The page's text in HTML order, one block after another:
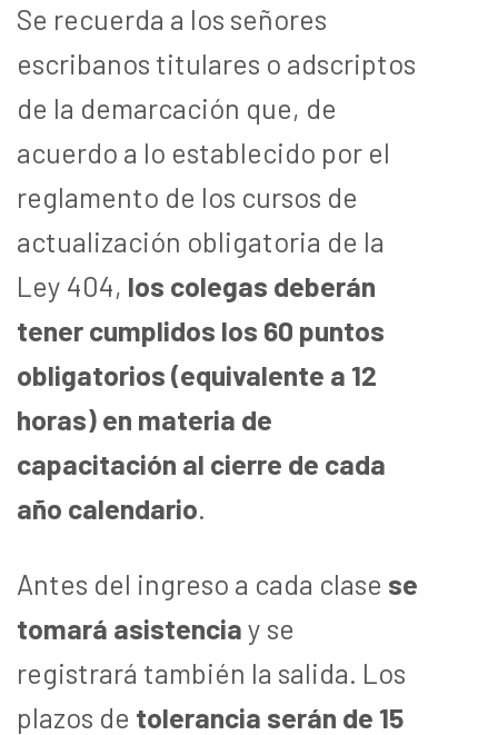
Se recuerda a los señores
escribanos titulares o adscriptos
de la demarcación que, de
acuerdo a lo establecido por el
reglamento de los cursos de
actualización obligatoria de la
Ley 404, los colegas deberán
tener cumplidos los 60 puntos
obligatorios (equivalente a 12
horas) en materia de
capacitación al cierre de cada
año calendario.
Antes del ingreso a cada clase se
tomará asistencia y se
registrará también la salida. Los
plazos de tolerancia serán de 15